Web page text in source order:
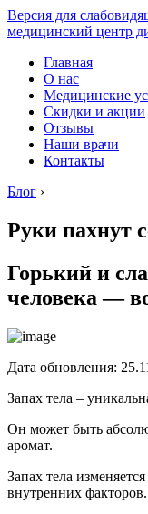
Версия для
медицинский центр
Главная
О нас
Медицинские
Скидки и акции
Отзывы
Наши врачи
Контакты
Блог ›
Руки пахнут
Горький и
человека —
Дата обновления:
Запах тела –
Он может быть
аромат.
Запах тела
внутренних факторов.